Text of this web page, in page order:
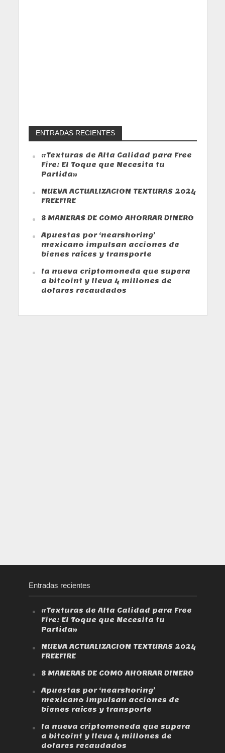
ENTRADAS RECIENTES
«Texturas de Alta Calidad para Free
Fire: El Toque que Necesita tu
Partida»
NUEVA ACTUALIZACION TEXTURAS 2024
FREEFIRE
8 MANERAS DE COMO AHORRAR DINERO
Apuestas por ‘nearshoring’
mexicano impulsan acciones de
bienes raíces y transporte
la nueva criptomoneda que supera
a bitcoint y lleva 4 millones de
dolares recaudados
Entradas recientes
«Texturas de Alta Calidad para Free
Fire: El Toque que Necesita tu
Partida»
NUEVA ACTUALIZACION TEXTURAS 2024
FREEFIRE
8 MANERAS DE COMO AHORRAR DINERO
Apuestas por ‘nearshoring’
mexicano impulsan acciones de
bienes raíces y transporte
la nueva criptomoneda que supera
a bitcoint y lleva 4 millones de
dolares recaudados